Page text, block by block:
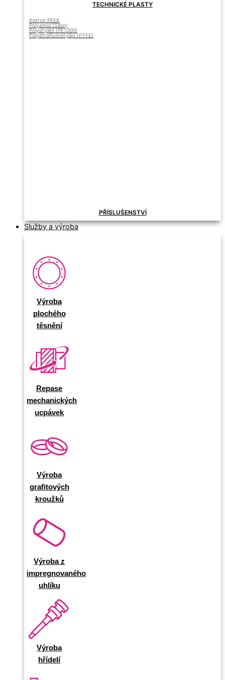
TECHNICKÉ PLASTY
Ketron PEEK
Polyamid (Silon)
Polyetylén (PE1000)
Polyetrafluoretylén (PTFE)
PŘÍSLUŠENSTVÍ
Služby a výroba
Výroba
plochého
těsnění
Repase
mechanických
ucpávek
Výroba
grafitových
kroužků
Výroba z
impregnovaného
uhlíku
Výroba
hřídelí